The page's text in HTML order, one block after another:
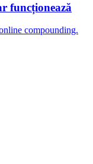
funcționează
compounding.